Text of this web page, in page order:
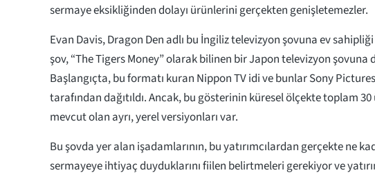
sermaye eksikliğinden dolayı ürünlerini gerçekten genişletemezler.
Evan Davis, Dragon Den adlı bu İngiliz televizyon şovuna ev
şov, “The Tigers Money” olarak bilinen bir Japon televizyon şovuna
Başlangıçta, bu formatı kuran Nippon TV idi ve bunlar Sony
tarafından dağıtıldı. Ancak, bu gösterinin küresel ölçekte toplam
mevcut olan ayrı, yerel versiyonları var.
Bu şovda yer alan işadamlarının, bu yatırımcılardan gerçekte ne
sermayeye ihtiyaç duyduklarını fiilen belirtmeleri gerekiyor ve